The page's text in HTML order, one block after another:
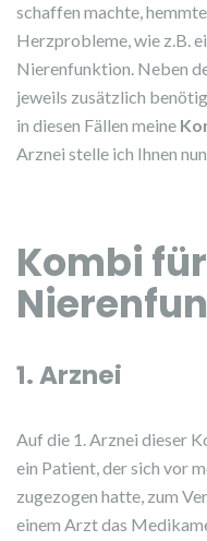
schaffen machte,
Herzprobleme, wie z.B.
Nierenfunktion. Neben
jeweils zusätzlich
in diesen Fällen meine
Arznei stelle ich Ihnen
Kombi für
1. Arznei
Auf die 1. Arznei dieser
ein Patient, der sich vor
zugezogen hatte, zum
einem Arzt das